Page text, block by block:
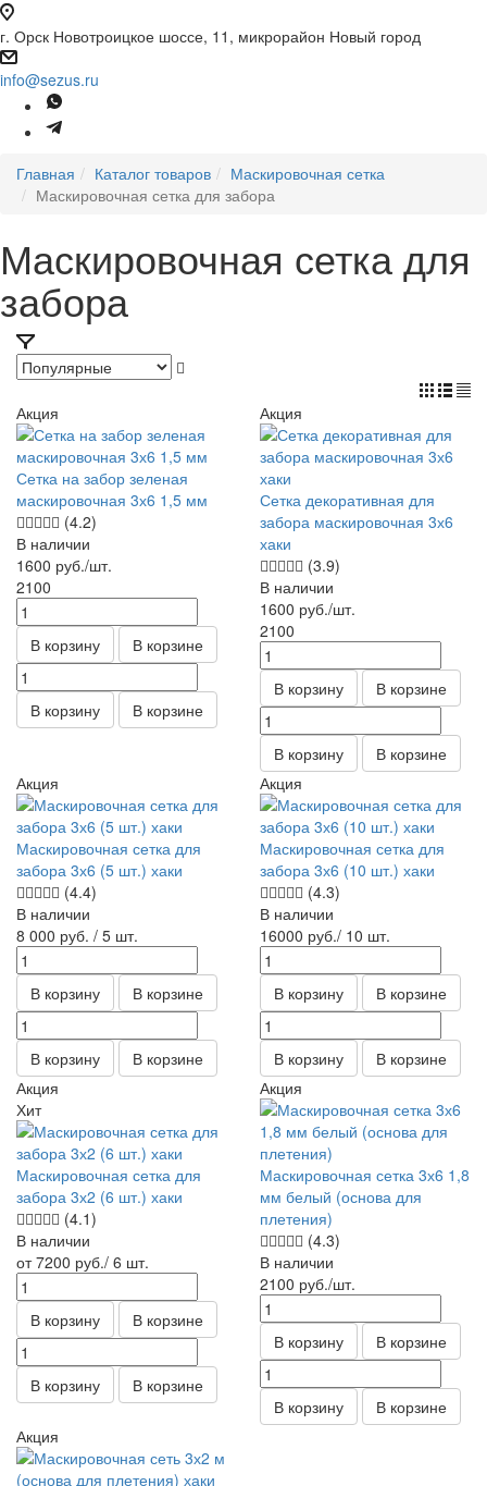
г. Орск Новотроицкое шоссе, 11, микрорайон Новый город
info@sezus.ru
Главная Каталог товаров
Маскировочная сетка
Маскировочная сетка для забора
Маскировочная сетка для
забора
Акция
Сетка на забор зеленая
маскировочная 3х6 1,5 мм
(4.2)
В наличии
1600 руб./шт.
2100
В корзину В корзине
В корзину В корзине
Акция
Сетка декоративная для
забора маскировочная 3х6
хаки
(3.9)
В наличии
1600 руб./шт.
2100
В корзину В корзине
В корзину
В корзине
Акция
Маскировочная сетка для
забора 3х6 (5 шт.) хаки
(4.4)
В наличии
8 000 руб. / 5 шт.
В корзину В корзине
В корзину В корзине
Акция
Маскировочная сетка для
забора 3х6 (10 шт.) хаки
(4.3)
В наличии
16000 руб./ 10 шт.
В корзину В корзине
В корзину
В корзине
Акция
Хит
Маскировочная сетка для
забора 3х2 (6 шт.) хаки
(4.1)
В наличии
от 7200 руб./ 6 шт.
В корзину В корзине
В корзину В корзине
Акция
Маскировочная сетка 3х6 1,8
мм белый (основа для
плетения)
(4.3)
В наличии
2100 руб./шт.
В корзину В корзине
В корзину
В корзине
Акция